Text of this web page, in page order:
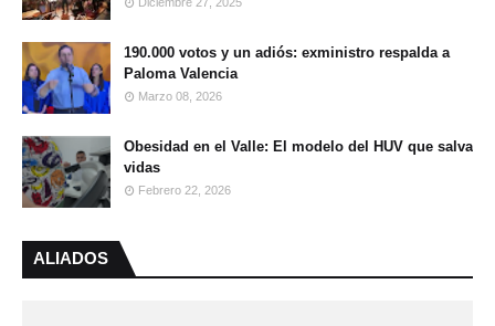
190.000 votos y un adiós: exministro respalda a
Paloma Valencia
Marzo 08, 2026
Obesidad en el Valle: El modelo del HUV que salva
vidas
Febrero 22, 2026
ALIADOS